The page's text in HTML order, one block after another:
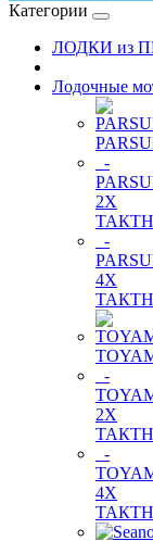
Категории
ЛОДКИ из
Лодочные
-
2Х
-
4Х
-
2Х
-
4Х